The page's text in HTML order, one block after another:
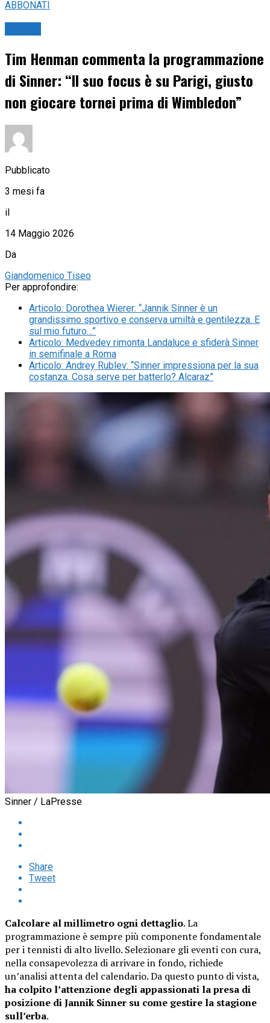
ABBONATI
Tim Henman commenta la programmazione
di Sinner: “Il suo focus è su Parigi, giusto
non giocare tornei prima di Wimbledon”
Pubblicato
3 mesi fa
il
14 Maggio 2026
Da
Giandomenico Tiseo
Per approfondire:
Articolo: Dorothea Wierer: “Jannik Sinner è un
grandissimo sportivo e conserva umiltà e gentilezza. E
sul mio futuro…”
Articolo: Medvedev rimonta Landaluce e sfiderà Sinner
in semifinale a Roma
Articolo: Andrey Rublev: “Sinner impressiona per la sua
costanza. Cosa serve per batterlo? Alcaraz”
Sinner / LaPresse
Share
Tweet
Calcolare al millimetro ogni dettaglio. La
programmazione è sempre più componente fondamentale
per i tennisti di alto livello. Selezionare gli eventi con cura,
nella consapevolezza di arrivare in fondo, richiede
un’analisi attenta del calendario. Da questo punto di vista,
ha colpito l’attenzione degli appassionati la presa di
posizione di Jannik Sinner su come gestire la stagione
sull’erba.